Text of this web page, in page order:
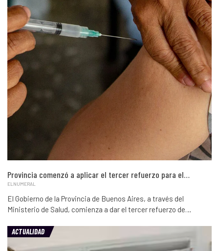
Provincia comenzó a aplicar el tercer refuerzo para el…
ELNUMERAL
El Gobierno de la Provincia de Buenos Aires, a través del
Ministerio de Salud, comienza a dar el tercer refuerzo de…
ACTUALIDAD